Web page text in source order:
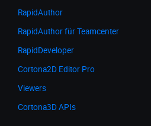
RapidAuthor
RapidAuthor für Teamcenter
RapidDeveloper
Cortona2D Editor Pro
Viewers
Cortona3D APIs